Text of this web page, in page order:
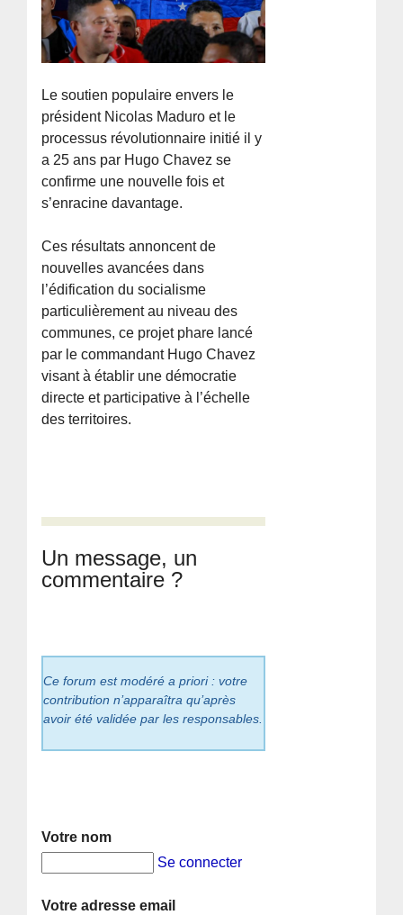
Le soutien populaire envers le
président Nicolas Maduro et le
processus révolutionnaire initié il y
a 25 ans par Hugo Chavez se
confirme une nouvelle fois et
s’enracine davantage.
Ces résultats annoncent de
nouvelles avancées dans
l’édification du socialisme
particulièrement au niveau des
communes, ce projet phare lancé
par le commandant Hugo Chavez
visant à établir une démocratie
directe et participative à l’échelle
des territoires.
Un message, un
commentaire ?
Ce forum est modéré a priori : votre
contribution n’apparaîtra qu’après
avoir été validée par les responsables.
Votre nom
Se connecter
Votre adresse email